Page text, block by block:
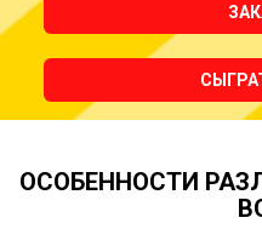
ОСОБЕННОСТИ